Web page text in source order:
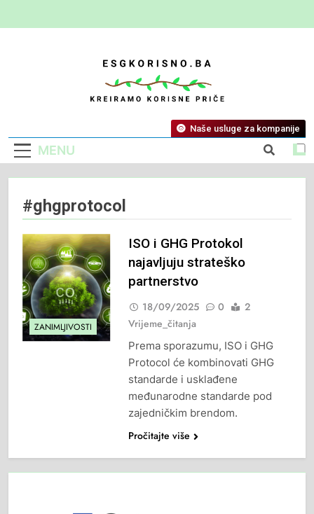
ESG Korisno
Kreiramo Korisne Priče
MENU
Naše usluge za kompanije
#ghgprotocol
ZANIMLJIVOSTI
ISO i GHG Protokol
najavljuju strateško
partnerstvo
18/09/2025 0
2
Vrijeme_čitanja
Prema sporazumu, ISO i GHG
Protocol će kombinovati GHG
standarde i usklađene
međunarodne standarde pod
zajedničkim brendom.
Pročitajte više